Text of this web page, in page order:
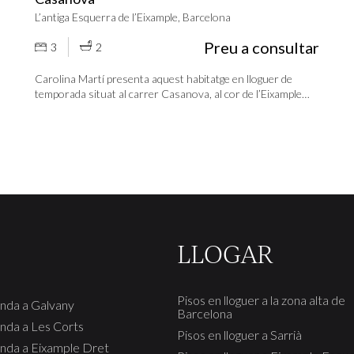
L’antiga Esquerra de l’Eixample, Barcelona
3 2 Preu a consultar
Carolina Martí presenta aquest habitatge en lloguer de
temporada situat al carrer Casanova, al cor de l’Eixample
tranquil·litat i una agradable entrada de llum natural.
Disposa de terres de parquet, finestres d’alumini, aire
la finca ofereix un accés còmode i una alçada adequada. La
seva localització és especialment atractiva, a pocs passos del
Mercat del Ninot i envoltada de transport públic, comerços,
serveis i una àmplia oferta gastronòmica, ideal per a qui
a Galvany
a Les Corts
a Eixample Dret
LLOGAR
Pisos en lloguer a la zona alta de
Barcelona
Pisos en lloguer a Sarrià